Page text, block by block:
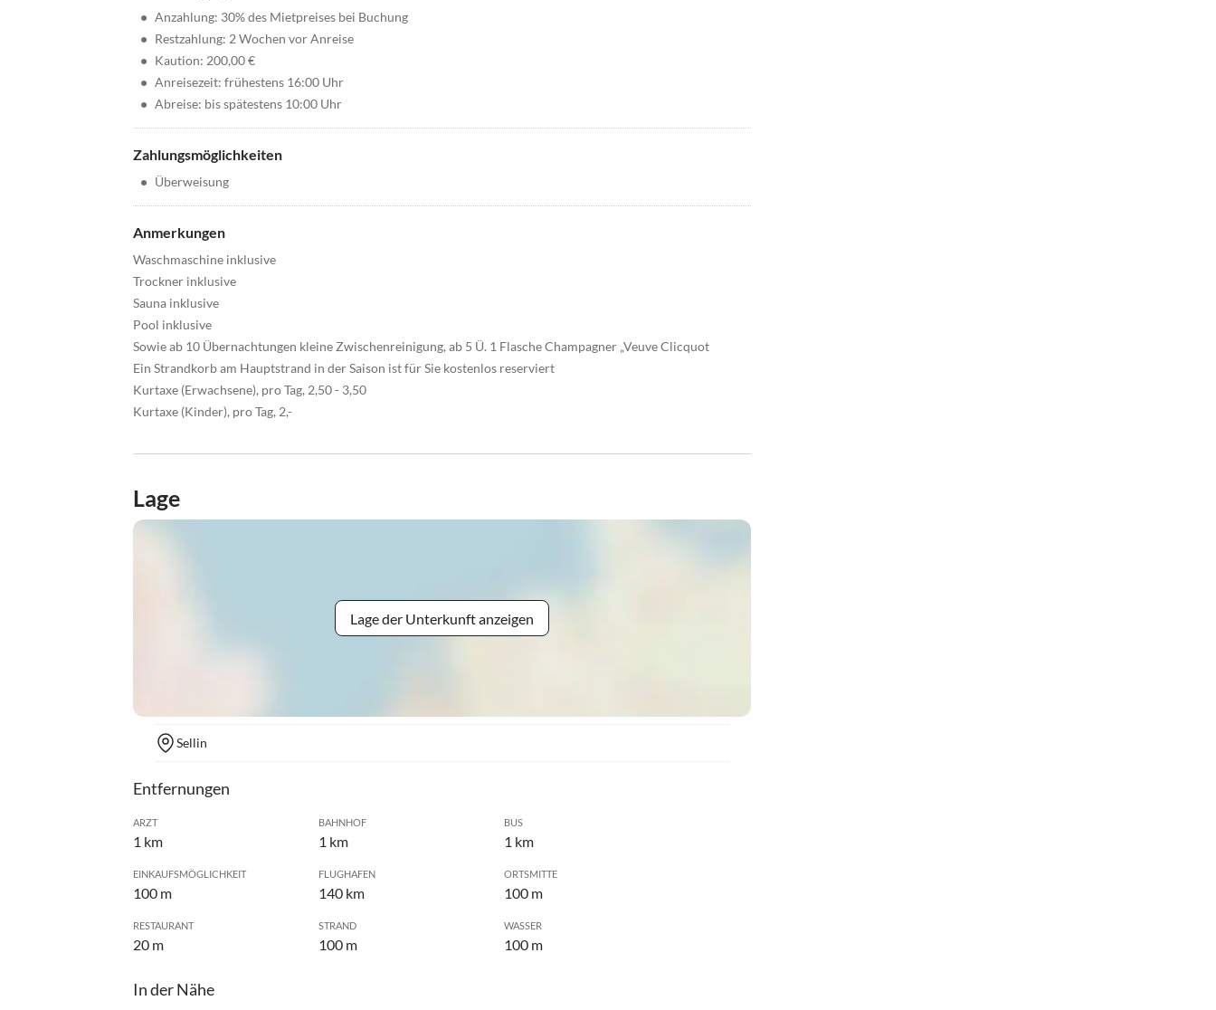
• Anzahlung: 30% des Mietpreises bei Buchung
• Restzahlung: 2 Wochen vor Anreise
• Kaution: 200,00 €
• Anreisezeit: frühestens 16:00 Uhr
• Abreise: bis spätestens 10:00 Uhr
Zahlungsmöglichkeiten
• Überweisung
Anmerkungen
Waschmaschine inklusive
Trockner inklusive
Sauna inklusive
Pool inklusive
Sowie ab 10 Übernachtungen kleine Zwischenreinigung, ab 5 Ü. 1 Flasche Champagner „Veuve Clicquot
Ein Strandkorb am Hauptstrand in der Saison ist für Sie kostenlos reserviert
Kurtaxe (Erwachsene), pro Tag, 2,50 - 3,50
Kurtaxe (Kinder), pro Tag, 2,-
Lage
Lage der Unterkunft anzeigen
Sellin
Entfernungen
ARZT
1 km
BAHNHOF
1 km
BUS
1 km
EINKAUFSMÖGLICHKEIT
100 m
FLUGHAFEN
140 km
ORTSMITTE
100 m
RESTAURANT
20 m
STRAND
100 m
WASSER
100 m
In der Nähe